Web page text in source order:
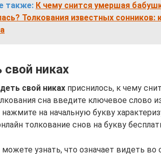
также: К чему снится умершая
Толкования известных
свой никах
свой никах приснилось, к чему
сна введите ключевое слово
на начальную букву
толкование снов на букву
узнать, что означает видеть во